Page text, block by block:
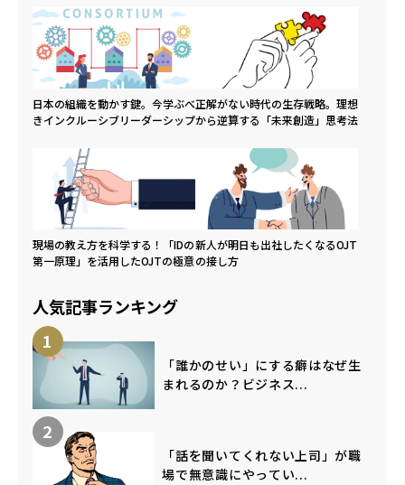
日本の組織を動かす鍵。今学ぶべ
きインクルーシブリーダーシップ
正解がない時代の生存戦略。理想
から逆算する「未来創造」思考法
現場の教え方を科学する！「IDの
第一原理」を活用したOJTの極意
新人が明日も出社したくなるOJT
の接し方
人気記事ランキング
1
「誰かのせい」にする癖はなぜ生
まれるのか？ビジネス...
2
「話を聞いてくれない上司」が職
場で無意識にやってい...